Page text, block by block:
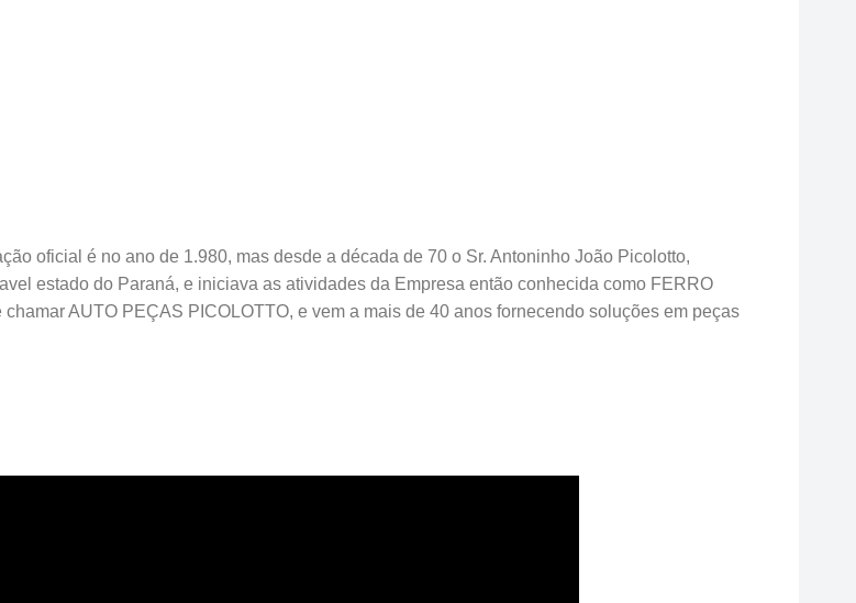
oficial é no ano de 1.980, mas desde a década de 70 o Sr. Antoninho João Picolotto,
estado do Paraná, e iniciava as atividades da Empresa então conhecida como FERRO
AUTO PEÇAS PICOLOTTO, e vem a mais de 40 anos fornecendo soluções em peças